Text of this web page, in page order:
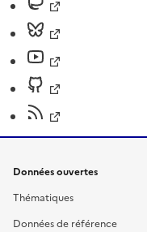
Données ouvertes
Thématiques
Données de référence